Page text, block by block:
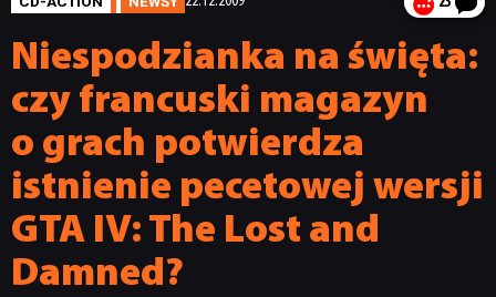
Niespodzianka na święta:
czy francuski magazyn
o grach potwierdza
istnienie pecetowej wersji
GTA IV: The Lost and
Damned?